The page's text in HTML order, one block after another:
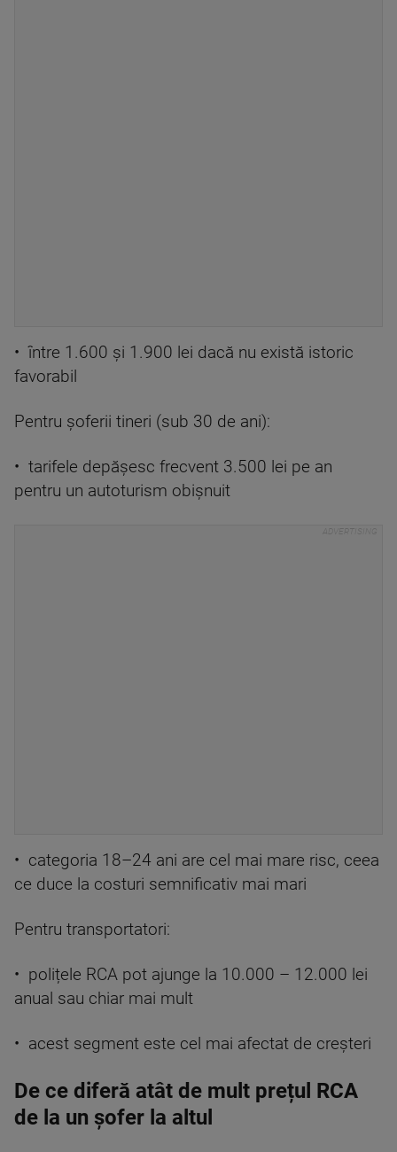
• între 1.600 și 1.900 lei dacă nu există istoric
favorabil
Pentru șoferii tineri (sub 30 de ani):
• tarifele depășesc frecvent 3.500 lei pe an
pentru un autoturism obișnuit
• categoria 18–24 ani are cel mai mare risc, ceea
ce duce la costuri semnificativ mai mari
Pentru transportatori:
• polițele RCA pot ajunge la 10.000 – 12.000 lei
anual sau chiar mai mult
• acest segment este cel mai afectat de creșteri
De ce diferă atât de mult prețul RCA
de la un șofer la altul